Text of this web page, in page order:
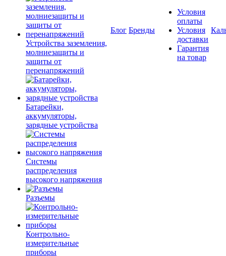
Устройства заземления,
молниезащиты и
защиты от
перенапряжений
Батарейки,
аккумуляторы,
зарядные устройства
Системы
распределения
высокого напряжения
Разъемы
Контрольно-
измерительные
приборы
Блог Бренды
Условия
оплаты
Условия
доставки
Гарантия
на товар